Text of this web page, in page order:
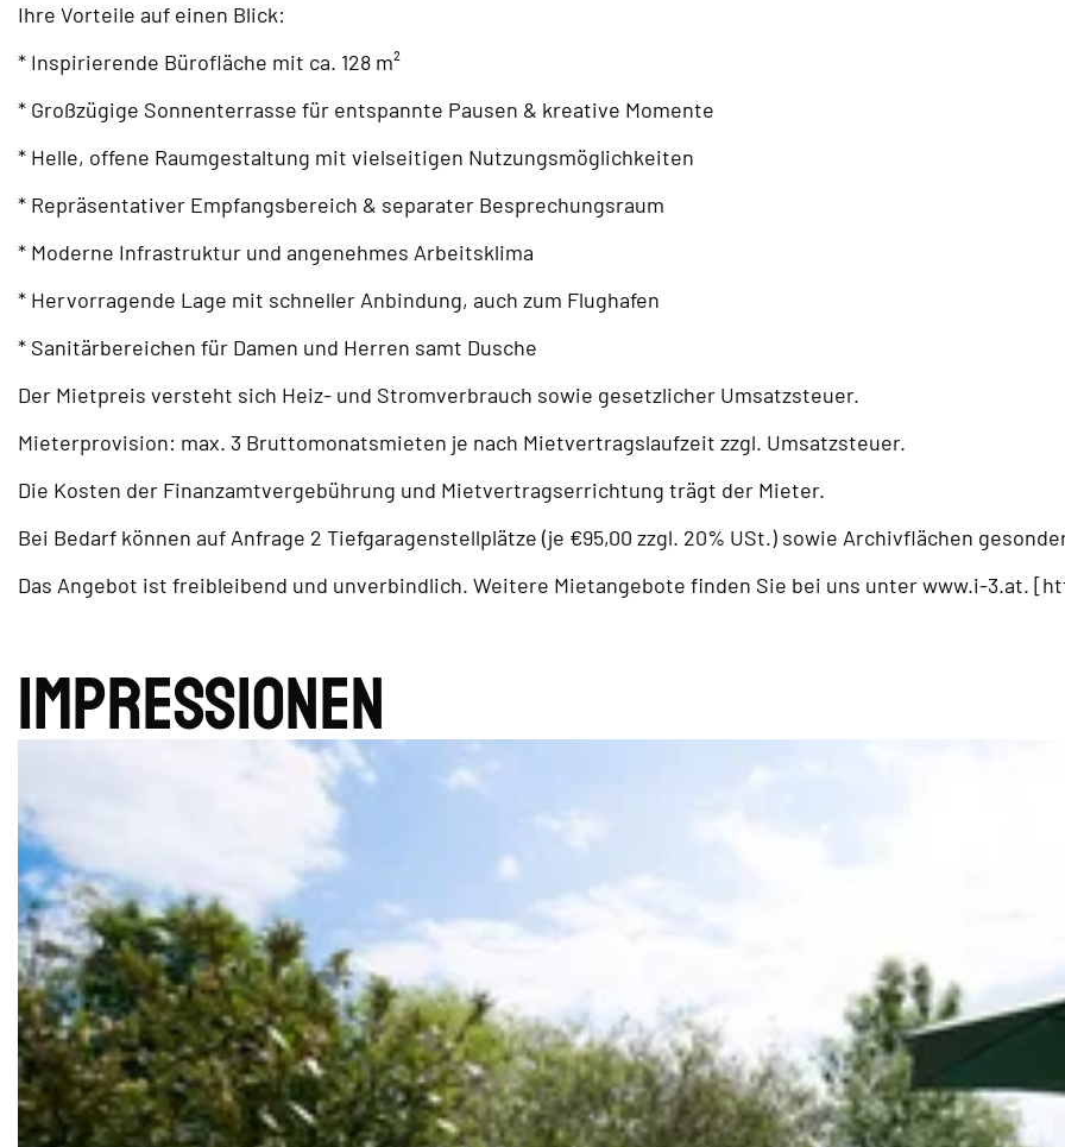
Ihre Vorteile auf einen Blick:
* Inspirierende Bürofläche mit ca. 128 m²
* Großzügige Sonnenterrasse für entspannte Pausen & kreative Momente
* Helle, offene Raumgestaltung mit vielseitigen Nutzungsmöglichkeiten
* Repräsentativer Empfangsbereich & separater Besprechungsraum
* Moderne Infrastruktur und angenehmes Arbeitsklima
* Hervorragende Lage mit schneller Anbindung, auch zum Flughafen
* Sanitärbereichen für Damen und Herren samt Dusche
Der Mietpreis versteht sich Heiz- und Stromverbrauch sowie gesetzlicher Umsatzsteuer.
Mieterprovision: max. 3 Bruttomonatsmieten je nach Mietvertragslaufzeit zzgl. Umsatzsteuer.
Die Kosten der Finanzamtvergebührung und Mietvertragserrichtung trägt der Mieter.
Bei Bedarf können auf Anfrage 2 Tiefgaragenstellplätze (je €95,00 zzgl. 20% USt.) sowie Archivflächen
Das Angebot ist freibleibend und unverbindlich. Weitere Mietangebote finden Sie bei uns unter www.i-3.at.
Impres­sionen